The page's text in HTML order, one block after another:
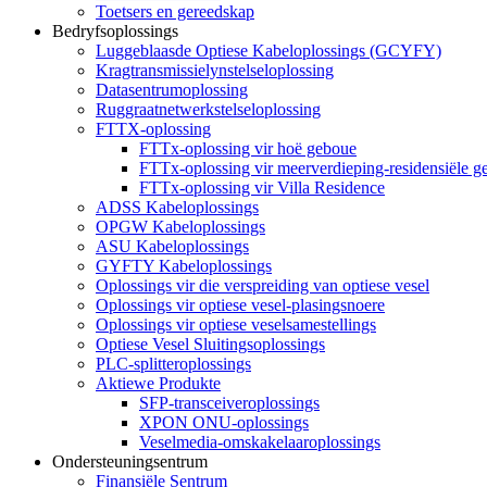
Toetsers en gereedskap
Bedryfsoplossings
Luggeblaasde Optiese Kabeloplossings (GCYFY)
Kragtransmissielynstelseloplossing
Datasentrumoplossing
Ruggraatnetwerkstelseloplossing
FTTX-oplossing
FTTx-oplossing vir hoë geboue
FTTx-oplossing vir meerverdieping-residensiële
FTTx-oplossing vir Villa Residence
ADSS Kabeloplossings
OPGW Kabeloplossings
ASU Kabeloplossings
GYFTY Kabeloplossings
Oplossings vir die verspreiding van optiese vesel
Oplossings vir optiese vesel-plasingsnoere
Oplossings vir optiese veselsamestellings
Optiese Vesel Sluitingsoplossings
PLC-splitteroplossings
Aktiewe Produkte
SFP-transceiveroplossings
XPON ONU-oplossings
Veselmedia-omskakelaaroplossings
Ondersteuningsentrum
Finansiële Sentrum